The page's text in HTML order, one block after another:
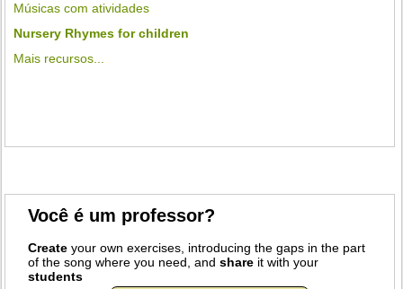
Músicas com atividades
Nursery Rhymes for children
Mais recursos...
Você é um professor?
Create your own exercises, introducing the gaps in the part
of the song where you need, andshare it with your
students